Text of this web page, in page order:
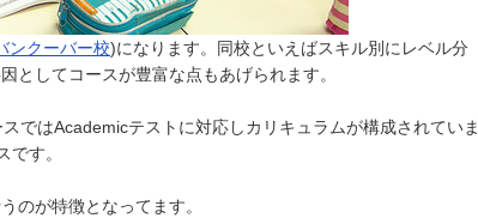
ンクーバー校)になります。同校といえばスキル別にレベル分
としてコースが豊富な点もあげられます。
ではAcademicテストに対応しカリキュラムが構成されていま
す。
のが特徴となってます。